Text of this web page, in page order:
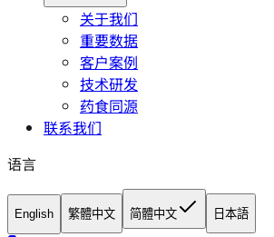
关于我们
重要数据
客户案例
技术研发
药食同源
联系我们
语言
English 繁體中文 简體中文 日本語